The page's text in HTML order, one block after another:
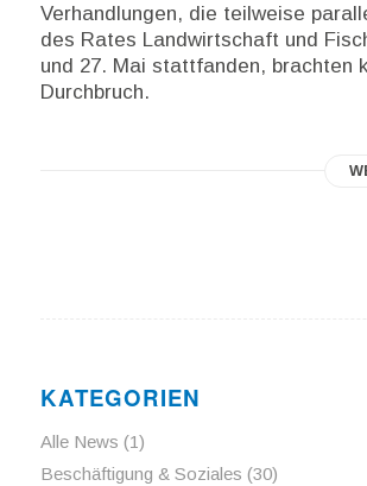
Verhandlungen, die teilweise
des Rates Landwirtschaft und
und 27. Mai stattfanden, brachten
Durchbruch.
KATEGORIEN
Alle News (1)
Beschäftigung & Soziales (30)